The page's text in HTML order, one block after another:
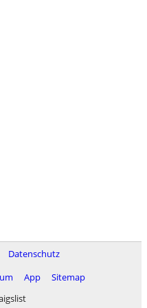
Datenschutz
App
Sitemap